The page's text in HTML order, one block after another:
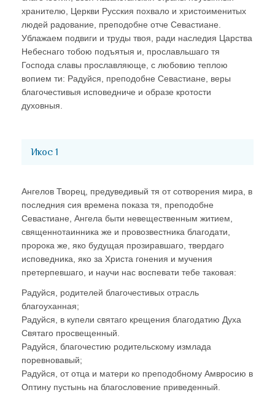
хранителю, Церкви Русския похвало и христоименитых
людей радование, преподобне отче Севастиане.
Ублажаем подвиги и труды твоя, ради наследия Царства
Небеснаго тобою подъятыя и, прославльшаго тя
Господа славы прославляюще, с любовию теплою
вопием ти: Радуйся, преподобне Севастиане, веры
благочестивыя исповедниче и образе кротости
духовныя.
Икос 1
Ангелов Творец, предуведивый тя от сотворения мира, в
последния сия времена показа тя, преподобне
Севастиане, Ангела быти невещественным житием,
священнотаинника же и провозвестника благодати,
пророка же, яко будущая прозиравшаго, твердаго
исповедника, яко за Христа гонения и мучения
претерпевшаго, и научи нас воспевати тебе таковая:
Радуйся, родителей благочестивых отрасль
благоуханная;
Радуйся, в купели святаго крещения благодатию Духа
Святаго просвещенный.
Радуйся, благочестию родительскому измлада
поревновавый;
Радуйся, от отца и матери ко преподобному Амвросию в
Оптину пустынь на благословение приведенный.